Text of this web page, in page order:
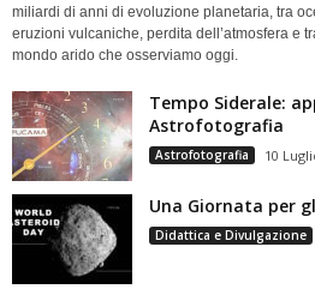
miliardi di anni di evoluzione planetaria, tra
eruzioni vulcaniche, perdita dell’atmosfera e
mondo arido che osserviamo oggi.
Tempo Siderale:
Astrofotografia
Astrofotografia 10
Una Giornata per
Didattica e Divulgazione